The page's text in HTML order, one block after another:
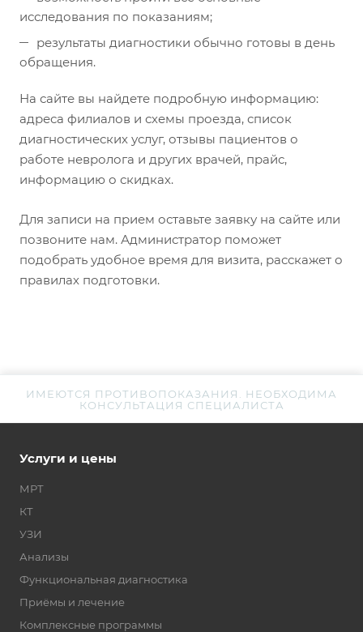
исследования по показаниям;
результаты диагностики обычно готовы в день
обращения.
На сайте вы найдете подробную информацию:
адреса филиалов и схемы проезда, список
диагностических услуг, отзывы пациентов о
работе невролога и других врачей, прайс,
информацию о скидках.
Для записи на прием оставьте заявку на сайте или
позвоните нам. Администратор поможет
подобрать удобное время для визита, расскажет о
правилах подготовки.
ИМЕЮТСЯ ПРОТИВОПОКАЗАНИЯ. НЕОБХОДИМА
КОНСУЛЬТАЦИЯ СПЕЦИАЛИСТА
Услуги и цены
МРТ
КТ
УЗИ
Анализы
Функциональная диагностика
Приёмы и лечение
Комплексные программы